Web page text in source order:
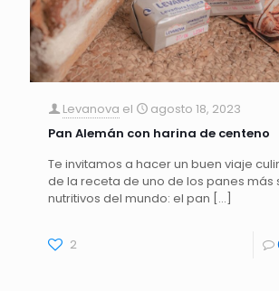
Levanova el
agosto 18, 2023
Pan Alemán con harina de centeno
Te invitamos a hacer un buen viaje
de la receta de uno de los panes más
nutritivos del mundo: el pan […]
2